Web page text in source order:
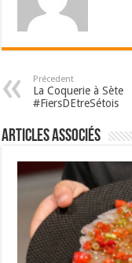
Précedent
La Coquerie à Sète
#FiersDEtreSétois
Articles associés